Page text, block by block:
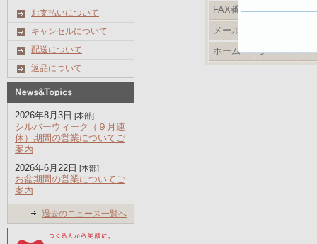
FAX番号
メールアドレス
ホームページ
お支払いについて
キャンセルについて
配送について
返品について
2026年8月3日 [本部]
シルバーウィーク（９月連
休）期間の営業についてご
案内
2026年6月22日 [本部]
お盆期間の営業についてご
案内
過去のニュース一覧へ